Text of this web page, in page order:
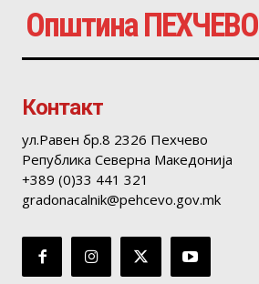
Општина ПЕХЧЕВО
Контакт
ул.Равен бр.8 2326 Пехчево
Република Северна Македонија
+389 (0)33 441 321
gradonacalnik@pehcevo.gov.mk